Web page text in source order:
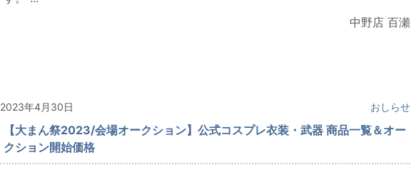
中野店 百瀬
2023年4月30日 おしらせ
【大まん祭2023/会場オークション】公式コスプレ衣装・武器 商品一覧＆オー
クション開始価格